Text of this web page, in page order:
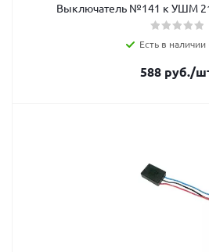
Выключатель №141 к УШМ
Есть в наличии
588руб./